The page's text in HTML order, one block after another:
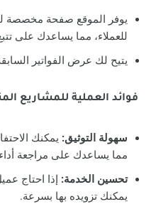
يوفر الموقع صفحة مخصصة
للعملاء، مما يساعدك على
يتيح لك عرض الفواتير
فوائد العملية للمشاريع
سهولة التوثيق: يمكنك
مما يساعدك على مراجعة
تحسين الخدمة: إذا احتاج
يمكنك تزويده بها بسرعة.